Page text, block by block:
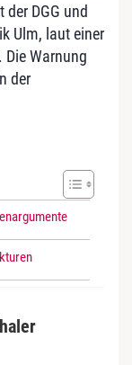
DGG und
Ulm, laut einer
Warnung
der